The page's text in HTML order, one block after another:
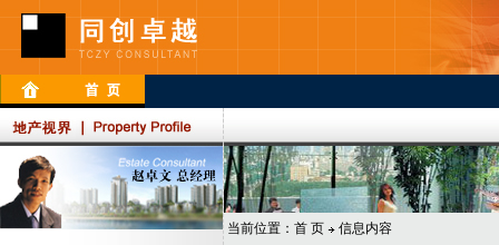
当前位置： 首 页 信息内容